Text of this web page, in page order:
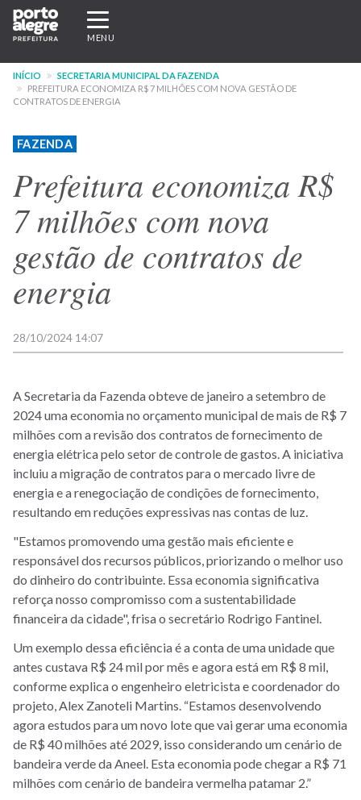
Pular
para
conteúdo
principal
Expandir/recolher
navegação
MENU
INÍCIO
SECRETARIA MUNICIPAL DA FAZENDA
PREFEITURA ECONOMIZA R$ 7 MILHÕES COM NOVA GESTÃO DE
CONTRATOS DE ENERGIA
FAZENDA
Prefeitura economiza R$
7 milhões com nova
gestão de contratos de
energia
28/10/2024 14:07
A Secretaria da Fazenda obteve de janeiro a setembro de
2024 uma economia no orçamento municipal de mais de R$ 7
milhões com a revisão dos contratos de fornecimento de
energia elétrica pelo setor de controle de gastos. A iniciativa
incluiu a migração de contratos para o mercado livre de
energia e a renegociação de condições de fornecimento,
resultando em reduções expressivas nas contas de luz.
"Estamos promovendo uma gestão mais eficiente e
responsável dos recursos públicos, priorizando o melhor uso
do dinheiro do contribuinte. Essa economia significativa
reforça nosso compromisso com a sustentabilidade
financeira da cidade", frisa o secretário Rodrigo Fantinel.
Um exemplo dessa eficiência é a conta de uma unidade que
antes custava R$ 24 mil por mês e agora está em R$ 8 mil,
conforme explica o engenheiro eletricista e coordenador do
projeto, Alex Zanoteli Martins. “Estamos desenvolvendo
agora estudos para um novo lote que vai gerar uma economia
de R$ 40 milhões até 2029, isso considerando um cenário de
bandeira verde da Aneel. Esta economia pode chegar a R$ 71
milhões com cenário de bandeira vermelha patamar 2.”